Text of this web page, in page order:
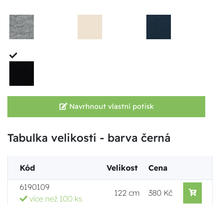
Navrhnout vlastní potisk
Tabulka velikostí - barva černá
Kód Velikost
Cena
6190109
více než 100 ks
122 cm 380 Kč